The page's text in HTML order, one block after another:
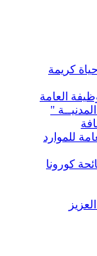
كريمة
العامة
للموارد
كورونا